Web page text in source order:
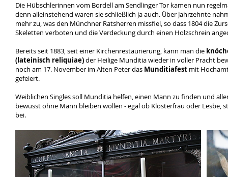
Die Hübschlerinnen vom Bordell am Sendlinger Tor kamen nun
denn alleinstehend waren sie schließlich ja auch. Über Jahrzehnte
mehr zu, was den Münchner Ratsherren missfiel, so dass 1804 die
Skeletten verboten und die Verdeckung durch einen Holzschrein
Bereits seit 1883, seit einer Kirchenrestaurierung, kann man die
(lateinisch reliquiae)der Heilige Munditia wieder in voller Pracht
noch am 17. November im Alten Peter das Munditiafest mit
gefeiert.
Weiblichen Singles soll Munditia helfen, einen Mann zu finden und
bewusst ohne Mann bleiben wollen - egal ob Klosterfrau oder Lesbe,
bei.